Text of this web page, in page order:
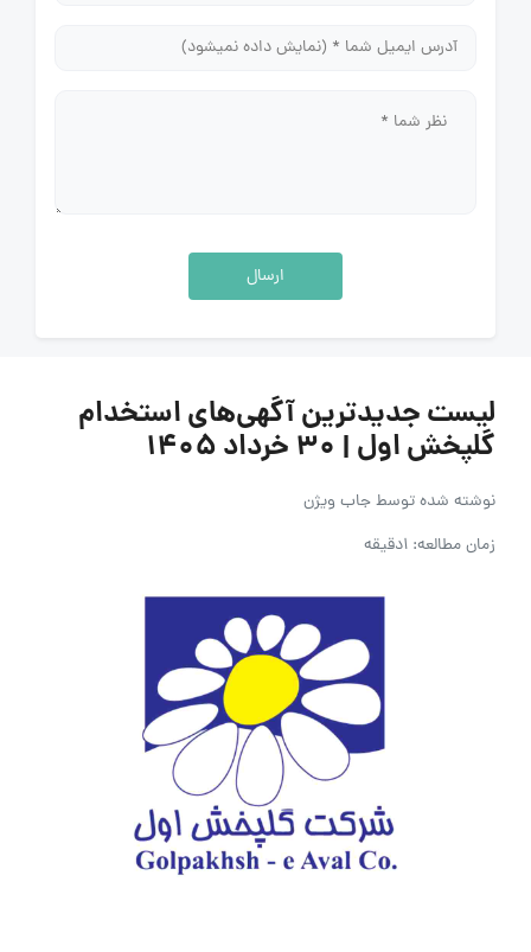
ارسال
لیست جدیدترین آگهی‌های استخدام
گلپخش اول | ۳۰ خرداد ۱۴۰۵
نوشته شده توسطجاب ویژن
زمان مطالعه: 1دقیقه